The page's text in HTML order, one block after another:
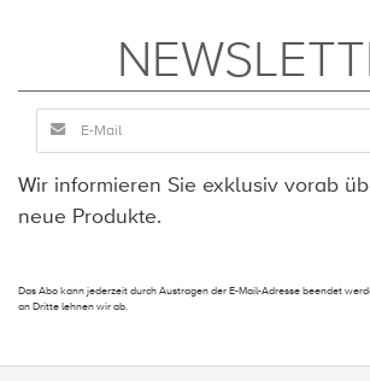
Wir informieren Sie exklusiv vorab
neue Produkte.
Das Abo kann jederzeit durch Austragen der E-Mail-Adresse beendet
an Dritte lehnen wir ab.